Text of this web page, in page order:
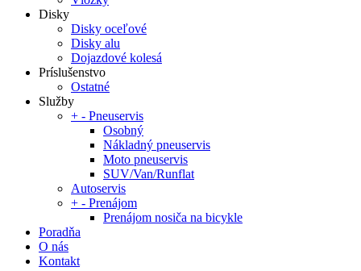
Disky
Disky oceľové
Disky alu
Dojazdové kolesá
Príslušenstvo
Ostatné
Služby
+ - Pneuservis
Osobný
Nákladný pneuservis
Moto pneuservis
SUV/Van/Runflat
Autoservis
+ - Prenájom
Prenájom nosiča na bicykle
Poradňa
O nás
Kontakt